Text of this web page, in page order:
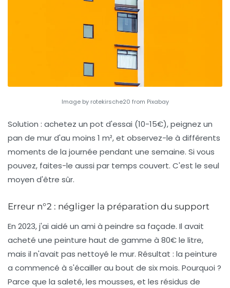
Image by rotekirsche20 from Pixabay
Solution : achetez un pot d'essai (10-15€), peignez un
pan de mur d'au moins 1 m², et observez-le à différents
moments de la journée pendant une semaine. Si vous
pouvez, faites-le aussi par temps couvert. C'est le seul
moyen d'être sûr.
Erreur n°2 : négliger la préparation du support
En 2023, j'ai aidé un ami à peindre sa façade. Il avait
acheté une peinture haut de gamme à 80€ le litre,
mais il n'avait pas nettoyé le mur. Résultat : la peinture
a commencé à s'écailler au bout de six mois. Pourquoi ?
Parce que la saleté, les mousses, et les résidus de